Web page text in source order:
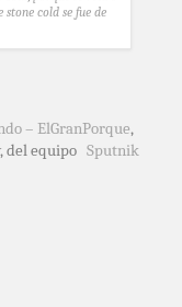
stone cold se fue de
– ElGranPorque,
del equipo Sputnik